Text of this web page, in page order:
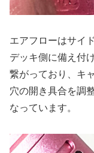
エアフローはサイ
デッキ側に備え付
繋がっており、キ
穴の開き具合を調
なっています。